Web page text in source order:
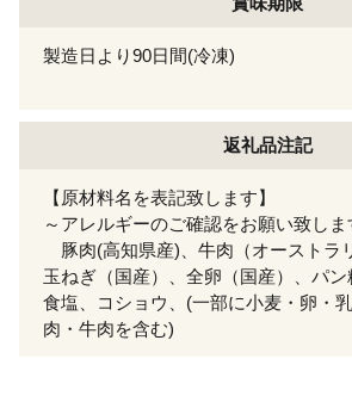
製造日より90日間(冷凍)
返礼品注記
【原材料名を表記致します】
～アレルギーのご確認をお願い致しま
豚肉(高知県産)、牛肉（オーストラ
玉ねぎ（国産）、全卵（国産）、パン
食塩、コショウ、(一部に小麦・卵・
肉・牛肉を含む)